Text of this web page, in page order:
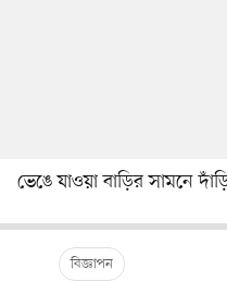
ভেঙে যাওয়া বাড়ির সামনে